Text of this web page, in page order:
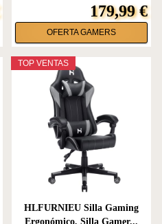
179,99 €
OFERTA GAMERS
TOP VENTAS
HLFURNIEU Silla Gaming
Ergonómico, Silla Gamer...